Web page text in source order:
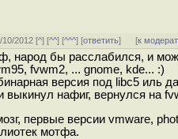
10/2012 [^] [^^] [^^^] [ответить] [к
народ бы расслабился, и
fvwm2, ... gnome, kde... :)
версия под libc5 иль
выкинул нафиг, вернулся на
первые версии vmware,
мотфа.